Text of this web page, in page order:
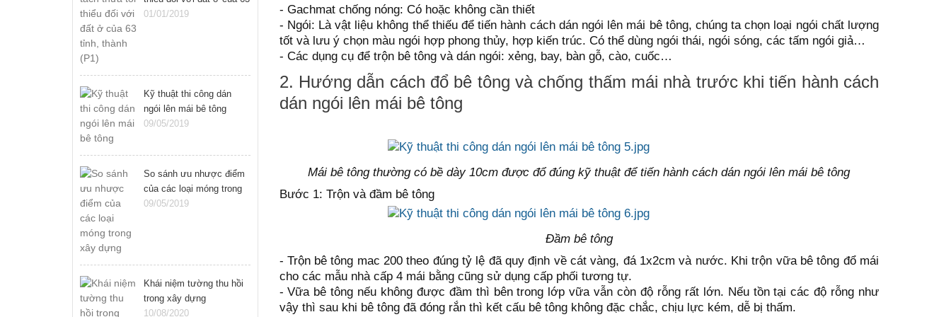
tỉnh, thành (P1)
01/01/2019
Kỹ thuật thi công dán
ngói lên mái bê tông
09/05/2019
So sánh ưu nhược điểm
của các loại móng trong
xây dựng
09/05/2019
Khái niệm tường thu hồi
trong xây dựng
10/08/2020
- Gachmat chống nóng: Có hoặc không cần thiết
- Ngói: Là vật liệu không thể thiếu để tiến hành cách dán ngói lên mái bê tông, chúng ta chọn loại ngói chất lượng
tốt và lưu ý chọn màu ngói hợp phong thủy, hợp kiến trúc. Có thể dùng ngói thái, ngói sóng, các tấm ngói giả…
- Các dụng cụ để trộn bê tông và dán ngói: xẻng, bay, bàn gỗ, cào, cuốc…
2. Hướng dẫn cách đổ bê tông và chống thấm mái nhà trước khi tiến hành cách
dán ngói lên mái bê tông
Mái bê tông thường có bề dày 10cm được đổ đúng kỹ thuật để tiến hành cách dán ngói lên mái bê tông
Bước 1: Trộn và đầm bê tông
Đầm bê tông
- Trộn bê tông mac 200 theo đúng tỷ lệ đã quy định về cát vàng, đá 1x2cm và nước. Khi trộn vữa bê tông đổ mái
cho các mẫu nhà cấp 4 mái bằng cũng sử dụng cấp phối tương tự.
- Vữa bê tông nếu không được đầm thì bên trong lớp vữa vẫn còn độ rỗng rất lớn. Nếu tồn tại các độ rỗng như
vậy thì sau khi bê tông đã đóng rắn thì kết cấu bê tông không đặc chắc, chịu lực kém, dễ bị thấm.